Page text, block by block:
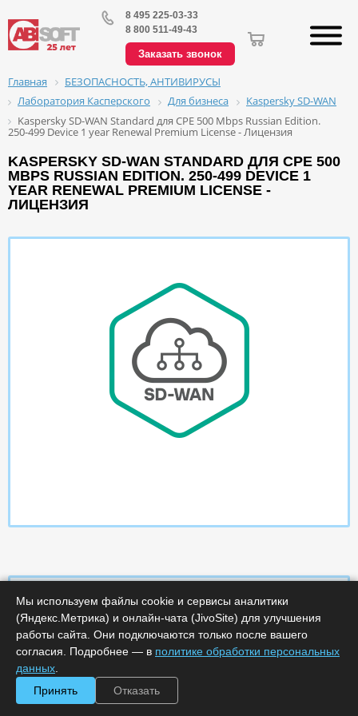
8 495 225-03-33
8 800 511-49-43
Заказать звонок
Главная
БЕЗОПАСНОСТЬ, АНТИВИРУСЫ
Лаборатория Касперского
Для бизнеса
Kaspersky SD-WAN
Kaspersky SD-WAN Standard для CPE 500 Mbps Russian Edition.
250-499 Device 1 year Renewal Premium License - Лицензия
KASPERSKY SD-WAN STANDARD ДЛЯ CPE 500
MBPS RUSSIAN EDITION. 250-499 DEVICE 1
YEAR RENEWAL PREMIUM LICENSE -
ЛИЦЕНЗИЯ
Характеристики
Минимальное количество лицензий :
Код :
0000-321515
Мы используем файлы cookie и сервисы аналитики
(Яндекс.Метрика) и онлайн-чата (JivoSite) для улучшения
работы сайта. Они подключаются только после вашего
согласия. Подробнее — в политике обработки персональных
данных
Принять
Отказать